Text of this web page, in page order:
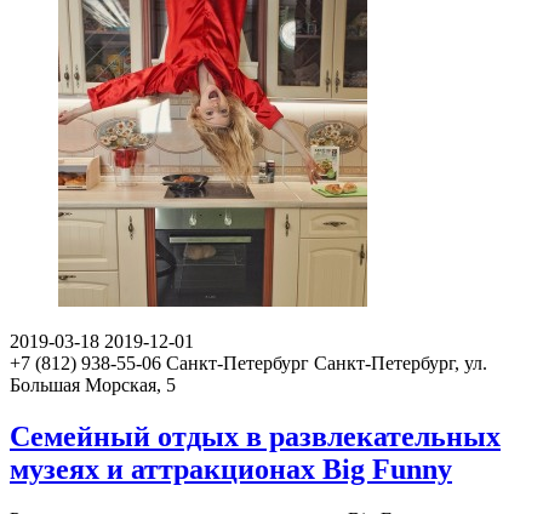
2019-03-18 2019-12-01
+7 (812) 938-55-06 Санкт-Петербург Санкт-Петербург, ул.
Большая Морская, 5
Семейный отдых в развлекательных
музеях и аттракционах Big Funny